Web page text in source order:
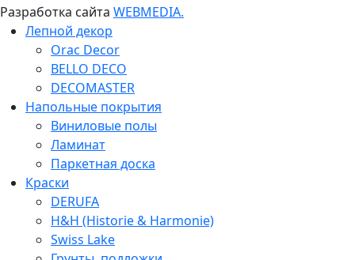
Разработка сайта WEBMEDIA.
Лепной декор
Orac Decor
BELLO DECO
DECOMASTER
Напольные покрытия
Виниловые полы
Ламинат
Паркетная доска
Краски
DERUFA
H&H (Historie & Harmonie)
Swiss Lake